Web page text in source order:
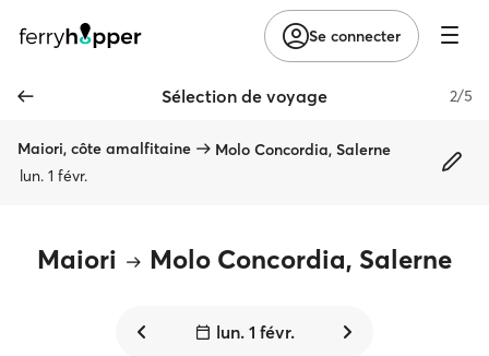
Se connecter
Sélection de voyage 2/5
Maiori, côte amalfitaine
Molo Concordia, Salerne
lun. 1 févr.
Maiori Molo Concordia, Salerne
lun. 1 févr.